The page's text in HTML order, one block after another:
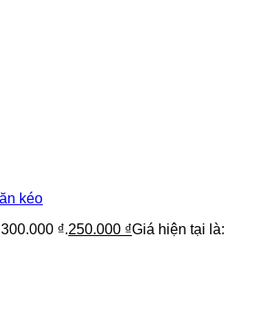
kéo
₫.250.000 ₫Giá hiện tại là: